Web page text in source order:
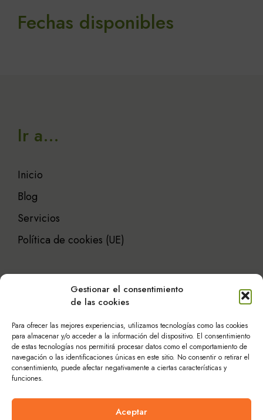
Gestionar el consentimiento
de las cookies
Para ofrecer las mejores experiencias, utilizamos tecnologías como las cookies
para almacenar y/o acceder a la información del dispositivo. El consentimiento
de estas tecnologías nos permitirá procesar datos como el comportamiento de
navegación o las identificaciones únicas en este sitio. No consentir o retirar el
consentimiento, puede afectar negativamente a ciertas características y
funciones.
Aceptar
Fechas disponibles
Ir a…
Inicio
Blog
Servicios
Política de cookies (UE)
Atención al cliente
Historia
Política de privacidad